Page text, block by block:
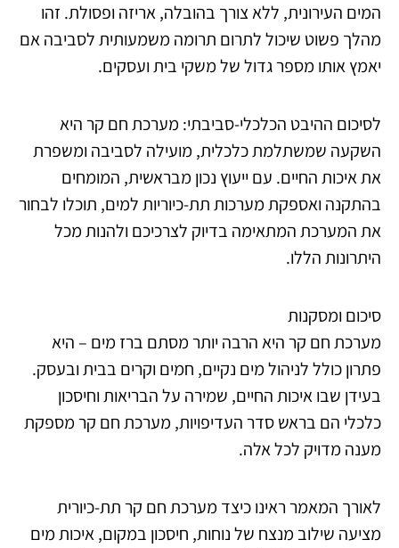
המים העירונית, ללא צורך בהובלה, אריזה ופסולת. זהו
מהלך פשוט שיכול לתרום תרומה משמעותית לסביבה אם
יאמץ אותו מספר גדול של משקי בית ועסקים.
לסיכום ההיבט הכלכלי-סביבתי: מערכת חם קר היא
השקעה שמשתלמת כלכלית, מועילה לסביבה ומשפרת
את איכות החיים. עם ייעוץ נכון מבראשית, המומחים
בהתקנה ואספקת מערכות תת-כיוריות למים, תוכלו לבחור
את המערכת המתאימה בדיוק לצרכיכם ולהנות מכל
היתרונות הללו.
סיכום ומסקנות
מערכת חם קר היא הרבה יותר מסתם ברז מים – היא
פתרון כולל לניהול מים נקיים, חמים וקרים בבית ובעסק.
בעידן שבו איכות החיים, שמירה על הבריאות וחיסכון
כלכלי הם בראש סדר העדיפויות, מערכת חם קר מספקת
מענה מדויק לכל אלה.
לאורך המאמר ראינו כיצד מערכת חם קר תת-כיורית
מציעה שילוב מנצח של נוחות, חיסכון במקום, איכות מים